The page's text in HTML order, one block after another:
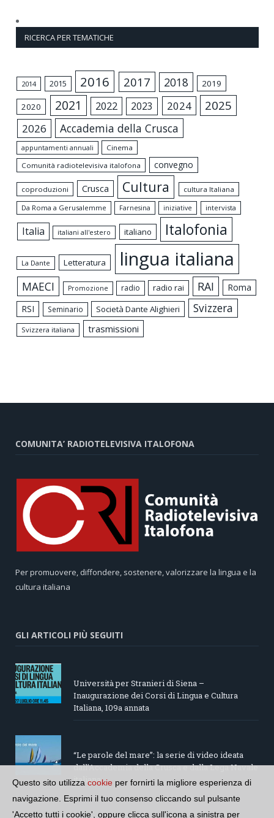
RICERCA PER TEMATICHE
2014 2015 2016 2017 2018 2019
2020 2021 2022 2023 2024 2025
2026 Accademia della Crusca
appuntamenti annuali
Cinema
Comunità radiotelevisiva italofona
convegno
coproduzioni Crusca Cultura
cultura Italiana
Da Roma a Gerusalemme
Farnesina iniziative intervista
Italia italiani all'estero italiano Italofonia
La Dante Letteratura lingua italiana
MAECI Promozione radio radio rai RAI
Roma
RSI
Seminario Società Dante Alighieri Svizzera
Svizzera italiana trasmissioni
COMUNITA’ RADIOTELEVISIVA ITALOFONA
Per promuovere, diffondere, sostenere, valorizzare la lingua e la
cultura italiana
GLI ARTICOLI PIÙ SEGUITI
Università per Stranieri di Siena –
Inaugurazione dei Corsi di Lingua e Cultura
Italiana, 109a annata
“Le parole del mare”: la serie di video ideata
dall’Accademia della Crusca e dalla Lega Navale
italiana
Questo sito utilizza cookie per fornirti la migliore esperienza di
navigazione. Esprimi il tuo consenso cliccando sul pulsante
'Accetto tutti i cookie', oppure clicca sull'icona a sinistra per